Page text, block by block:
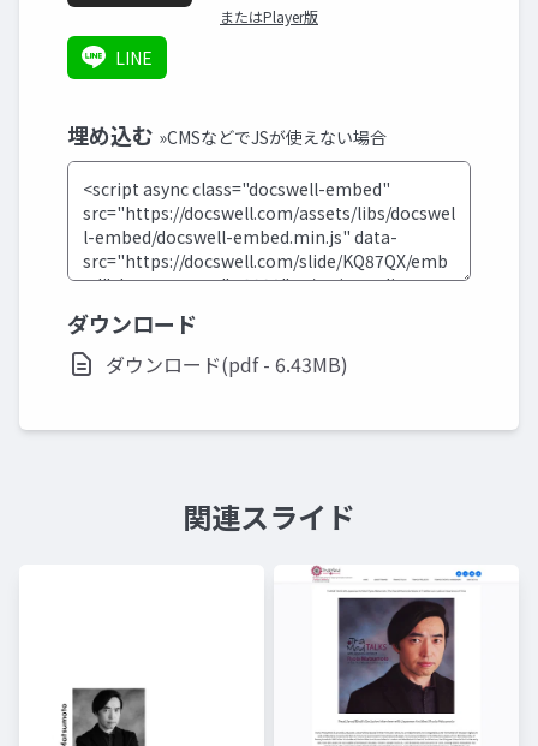
またはPlayer版
LINE
埋め込む »CMSなどでJSが使えない場合
ダウンロード
ダウンロード(pdf - 6.43MB)
関連スライド